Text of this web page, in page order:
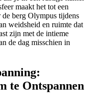
maakt het tot een
berg Olympus tijdens
weidsheid en ruimte dat
zijn met de intieme
de dag misschien in
te Ontspannen